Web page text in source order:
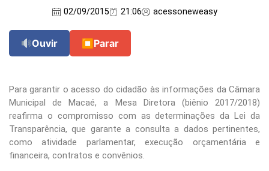
02/09/2015 21:06 acessoneweasy
Ouvir ⏹ Parar
Para garantir o acesso do cidadão às informações da Câmara
Municipal de Macaé, a Mesa Diretora (biênio 2017/2018)
reafirma o compromisso com as determinações da Lei da
Transparência, que garante a consulta a dados pertinentes,
como atividade parlamentar, execução orçamentária e
financeira, contratos e convênios.